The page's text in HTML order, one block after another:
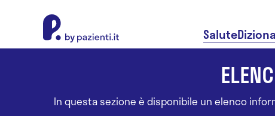
Salute
In questa sezione è disponibile un elenco